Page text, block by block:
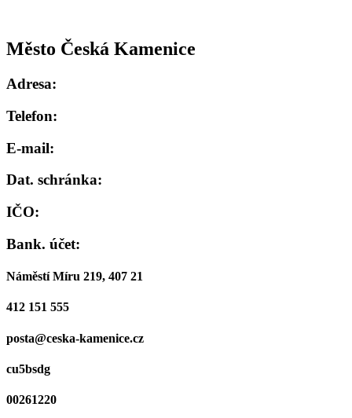
Město Česká Kamenice
Adresa:
Telefon:
E-mail:
Dat. schránka:
IČO:
Bank. účet:
Náměstí Míru 219, 407 21
412 151 555
posta@ceska-kamenice.cz
cu5bsdg
00261220